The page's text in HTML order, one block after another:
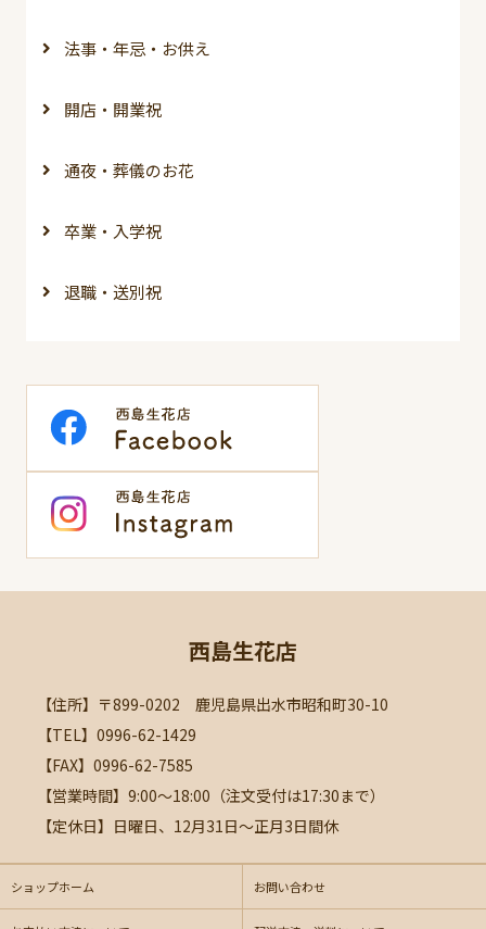
法事・年忌・お供え
開店・開業祝
通夜・葬儀のお花
卒業・入学祝
退職・送別祝
西島生花店
【住所】〒899-0202 鹿児島県出水市昭和町30-10
【TEL】0996-62-1429
【FAX】0996-62-7585
【営業時間】9:00～18:00（注文受付は17:30まで）
【定休日】日曜日、12月31日～正月3日間休
ショップホーム お問い合わせ